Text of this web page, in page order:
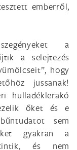
emberről,
a
a selejtezés
hogy
jussanak!
hulladéklerakó
őket és e
sem
gyakran a
és nem